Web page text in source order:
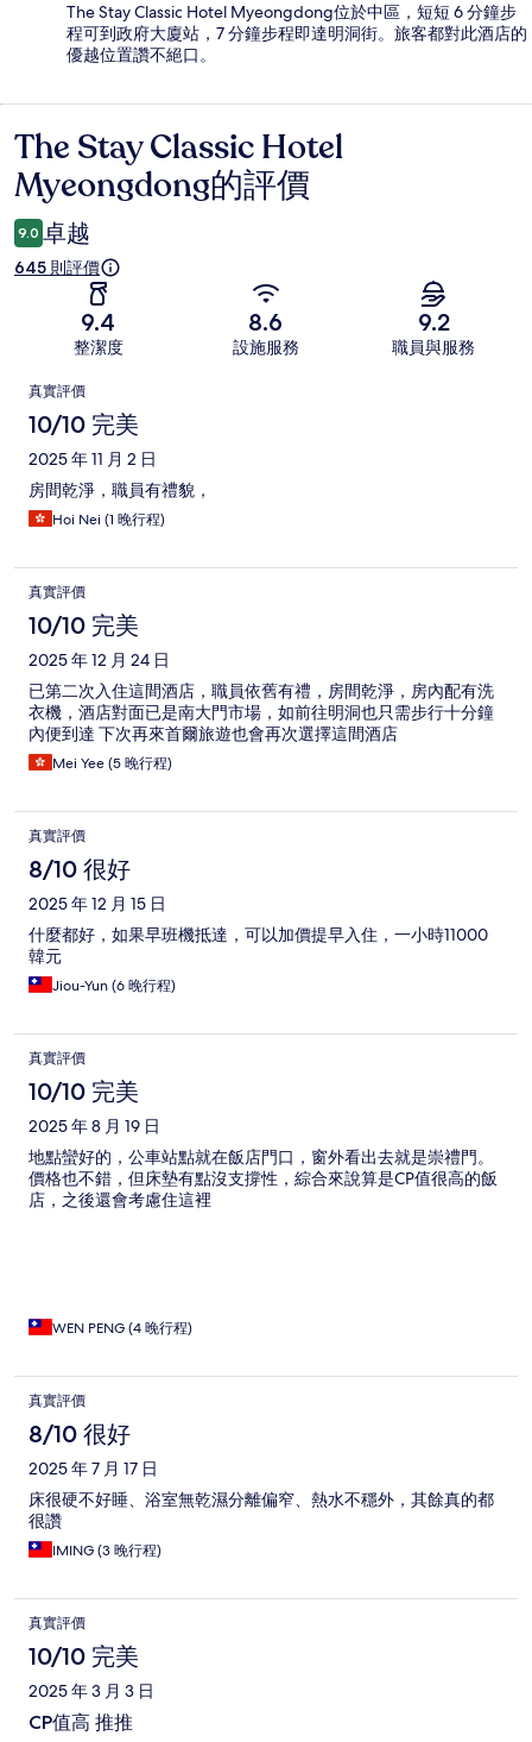
The Stay Classic Hotel Myeongdong位於中區，短短 6 分鐘步
程可到政府大廈站，7 分鐘步程即達明洞街。旅客都對此酒店的
優越位置讚不絕口。
評
價
The Stay Classic Hotel
Myeongdong的評價
9.0 卓越
645 則評價
9.4
整潔度
8.6
設施服務
9.2
職員與服務
評
價
真實評價
10/10 完美
2025 年 11 月 2 日
房間乾淨，職員有禮貌，
Hoi Nei (1 晚行程)
真實評價
10/10 完美
2025 年 12 月 24 日
已第二次入住這間酒店，職員依舊有禮，房間乾淨，房內配有洗
衣機，酒店對面已是南大門市場，如前往明洞也只需步行十分鐘
內便到達 下次再來首爾旅遊也會再次選擇這間酒店
Mei Yee (5 晚行程)
真實評價
8/10 很好
2025 年 12 月 15 日
什麼都好，如果早班機抵達，可以加價提早入住，一小時11000
韓元
Jiou-Yun (6 晚行程)
真實評價
10/10 完美
2025 年 8 月 19 日
地點蠻好的，公車站點就在飯店門口，窗外看出去就是崇禮門。
價格也不錯，但床墊有點沒支撐性，綜合來說算是CP值很高的飯
店，之後還會考慮住這裡
WEN PENG (4 晚行程)
真實評價
8/10 很好
2025 年 7 月 17 日
床很硬不好睡、浴室無乾濕分離偏窄、熱水不穩外，其餘真的都
很讚
IMING (3 晚行程)
真實評價
10/10 完美
2025 年 3 月 3 日
CP值高 推推